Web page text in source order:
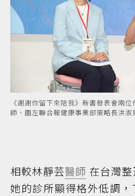
《謝謝你留下來陪我》新書發表會兩
師、圖左聯合報健康事業部策略長洪
相較林靜芸醫師 在台灣
她的診所顯得格外低調